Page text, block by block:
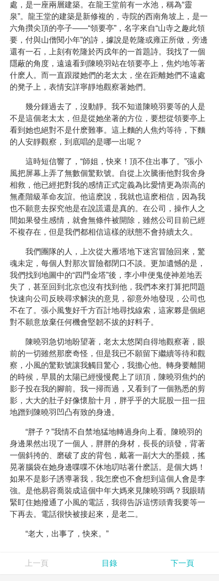
處，是一座兩層建築。在龍王堂前有一水池，稱為“靈
泉”。龍王堂的建築是新修複的，寺院的西南角坡上，是一
六角攢尖頂的亭子——“領要亭”，名字來自“山寺之趣此領
要，付與山僧閱小年”的詩，據說是乾隆或雍正所做，旁邊
還有一石，上刻有乾隆於丙戌年的一首題詩。我找了一個
隱蔽的角度，遠遠看到陳曉羽站在領要亭上，焦灼地等著
什麽人。而一直跟蹤她們的老太太，坐在距離她們不遠處
的凳子上，表情安詳寧靜地觀察著她們。
幾分鍾過去了，沒動靜。我不知道陳曉羽要等的人是
不是這個老太太，但是從她坐著的方位，要想從領要亭上
看到她也絕對不是什麽難事。這上麵的人焦灼等待，下麵
的人安靜觀察，到底唱的是哪一出呢？
這時短信響了，“師姐，快來！頂不住出事了。”張小
風把屏幕上弄了無數個驚歎號。自從上次騰衝他對我舍身
相救，他已經把對我的感情正式定義為比愛情更為崇高的
無產階級革命友誼。他這麽說，我就也這麽相信，因為我
也不願意去探究他是在說謊還是真的。在公司，操作人之
間如果發生感情，就會無條件被開除，雖然公司目前已經
不複存在，但是我們都相信這樣的狀態不會持續太久。
我們團隊的人，上次從大雁塔地下迷宮冒險回來，驚
魂未定，每個人對那次冒險都閉口不談。更加遺憾的是，
我們找到地圖中的“四門金塔”後，李小申便鬼使神差地丟
失了，甚至回到北京也沒有找到他，我們本來打算把問題
快速向公司反映尋求解決的意見，卻意外地發現，公司也
不在了。張小風隻好千方百計地尋找線索，這家夥是個絕
對不願意放棄任何機會堅韌不拔的好料子。
陳曉羽急切地盼望著，老太太悠閑自得地觀察著，眼
前的一切雖然那麽奇怪，但是我已不願留下繼續等待和觀
察，小風的驚歎號讓我觸目驚心，我擔心他。轉身要離開
的時候，早晨的太陽已經慢慢爬上了頭頂，陳曉羽焦灼的
影子投在我的腳前。我一掃而過，又看到了一個熟悉的剪
影，大大的肚子好像懷胎十月，胖乎乎的大屁股一扭一扭
地蹭到陳曉羽凹凸有致的身邊。
“胖子？”我情不自禁地猛地轉過身向上看。陳曉羽的
身邊果然出現了一個人，胖胖的身材，長長的頭發，背著
一個斜挎的、磨破了皮的背包，戴著一副大大的墨鏡，搖
晃著腦袋在她身邊喋喋不休地叨咕著什麽話。是個大媽！
如果不是影子誘導著我，我怎麽也不會想到這個人會是李
強。是他易容喬裝成這個中年大媽來見陳曉羽嗎？我眼睛
緊盯住她撥通了小風的電話，我得告訴這愣頭青我要等一
下再去。電話很快被接起來，是老二。
“老大，出事了，快來。”
上一頁 目錄 下一頁